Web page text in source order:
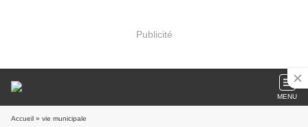
Publicité
MENU
Accueil » vie municipale